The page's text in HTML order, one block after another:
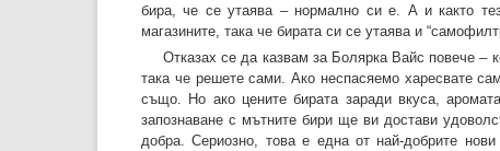
бира, че се утаява – нормално си е. А и както
магазините, така че бирата си се утаява и
Отказах се да казвам за Болярка Вайс повече –
така че решете сами. Ако неспасяемо харесвате
също. Но ако цените бирата заради вкуса,
запознаване с мътните бири ще ви достави
добра. Сериозно, това е една от най-добрите